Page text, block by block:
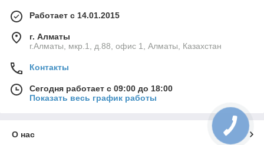
Работает с 14.01.2015
г. Алматы
г.Алматы, мкр.1, д.88, офис 1, Алматы, Казахстан
Контакты
Сегодня работает с 09:00 до 18:00
Показать весь график работы
О нас